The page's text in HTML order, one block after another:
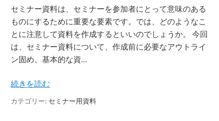
セミナー資料は、セミナーを参加者にとって意味のある
ものにするために重要な要素です。では、どのようなこ
とに注意して資料を作成するといいのでしょうか。 今回
は、セミナー資料について、作成前に必要なアウトライ
ン固め、基本的な資…
続きを読む
カテゴリー: セミナー用資料